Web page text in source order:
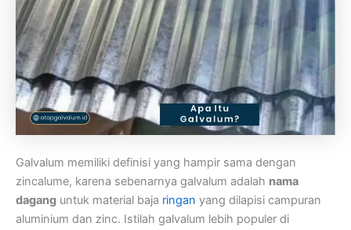
Galvalum memiliki definisi yang hampir sama dengan
zincalume, karena sebenarnya galvalum adalah nama
dagang untuk material baja ringan yang dilapisi campuran
aluminium dan zinc. Istilah galvalum lebih populer di